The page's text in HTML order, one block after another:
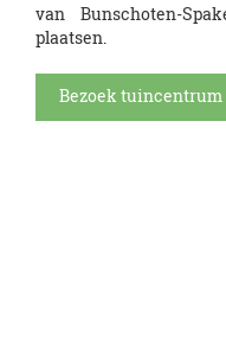
van Bunschoten-
plaatsen.
Bezoek